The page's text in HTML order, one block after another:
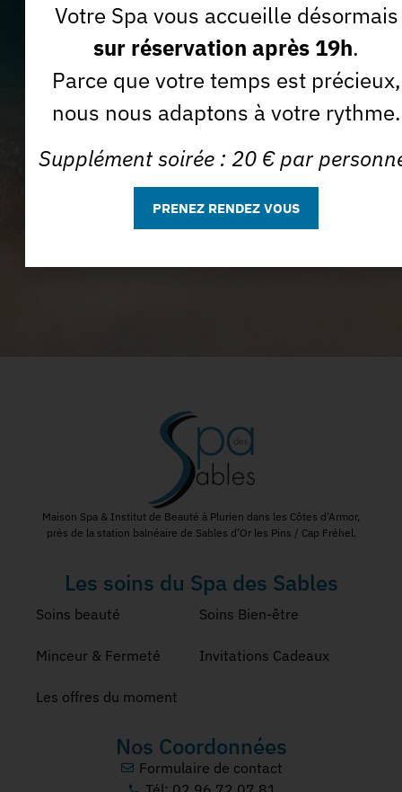
J'accepte que la Spa des Sables utilise mon e-mail à des
fins commerciales.
Je m'abonne *
Maison Spa & Institut de Beauté à Plurien dans les Côtes d’Armor,
près de la station balnéaire de Sables d’Or les Pins / Cap Fréhel.
Les soins du Spa des Sables
Soins beauté Soins Bien-être
Minceur & Fermeté Invitations Cadeaux
Les offres du moment
Nos Coordonnées
Formulaire de contact
Votre Spa vous accueille désormais
sur réservation après 19h.
Parce que votre temps est précieux,
nous nous adaptons à votre rythme.
Supplément soirée : 20 € par
PRENEZ RENDEZ VOUS